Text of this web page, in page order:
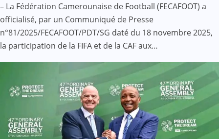
– La Fédération Camerounaise de Football (FECAFOOT) a
officialisé, par un Communiqué de Presse
n°81/2025/FECAFOOT/PDT/SG daté du 18 novembre 2025,
la participation de la FIFA et de la CAF aux…